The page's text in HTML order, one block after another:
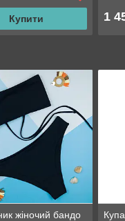
Купити 1
жіночий бандо